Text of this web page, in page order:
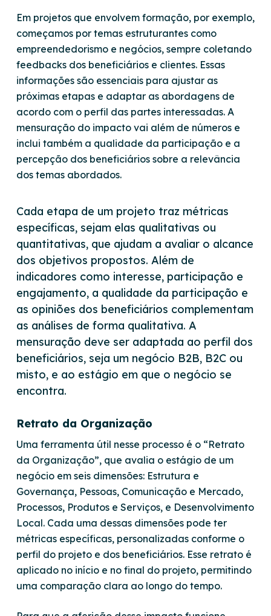
Em projetos que envolvem formação, por exemplo,
começamos por temas estruturantes como
empreendedorismo e negócios, sempre coletando
feedbacks dos beneficiários e clientes. Essas
informações são essenciais para ajustar as
próximas etapas e adaptar as abordagens de
acordo com o perfil das partes interessadas. A
mensuração do impacto vai além de números e
inclui também a qualidade da participação e a
percepção dos beneficiários sobre a relevância
dos temas abordados.
Cada etapa de um projeto traz métricas
específicas, sejam elas qualitativas ou
quantitativas, que ajudam a avaliar o alcance
dos objetivos propostos. Além de
indicadores como interesse, participação e
engajamento, a qualidade da participação e
as opiniões dos beneficiários complementam
as análises de forma qualitativa. A
mensuração deve ser adaptada ao perfil dos
beneficiários, seja um negócio B2B, B2C ou
misto, e ao estágio em que o negócio se
encontra.
Retrato da Organização
Uma ferramenta útil nesse processo é o “Retrato
da Organização”, que avalia o estágio de um
negócio em seis dimensões: Estrutura e
Governança, Pessoas, Comunicação e Mercado,
Processos, Produtos e Serviços, e Desenvolvimento
Local. Cada uma dessas dimensões pode ter
métricas específicas, personalizadas conforme o
perfil do projeto e dos beneficiários. Esse retrato é
aplicado no início e no final do projeto, permitindo
uma comparação clara ao longo do tempo.